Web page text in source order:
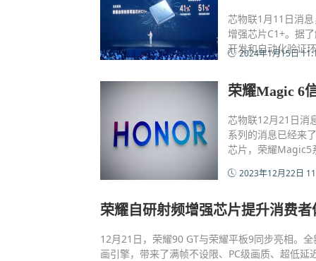
芯物联1月11日消
增强芯片C1+。据
开发和自动化验证
2024年1月15日
荣耀Magic 6
芯物联12月21日消
系列的消息已经来
芯片，荣耀Magic5
2023年12月22日
荣耀自研射频增强芯片提升消费者
12月21日，荣耀90 GT与荣耀平板9同步亮相。
画引擎，带来了满帧不设限、PC级画质、超低